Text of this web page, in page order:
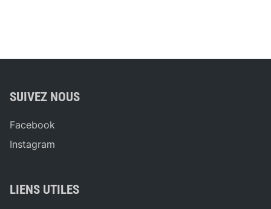
SUIVEZ NOUS
Facebook
Instagram
LIENS UTILES